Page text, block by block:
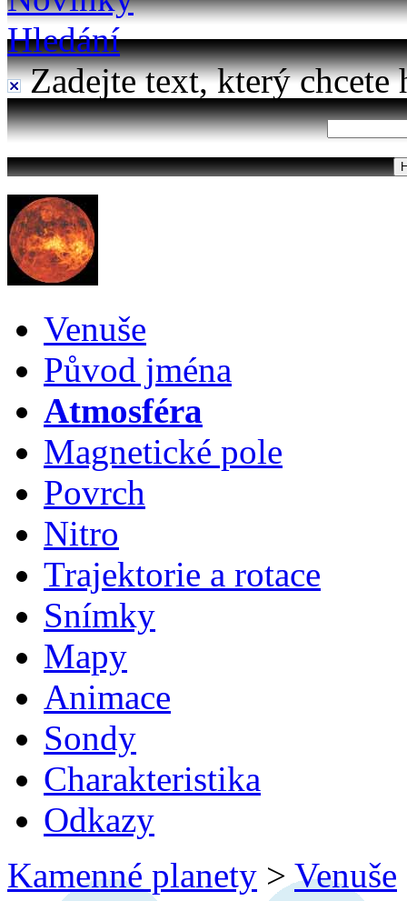
Hledání
Zadejte text, který chcete
Venuše
Původ jména
Atmosféra
Magnetické pole
Povrch
Nitro
Trajektorie a rotace
Snímky
Mapy
Animace
Sondy
Charakteristika
Odkazy
Kamenné planety > Venuše